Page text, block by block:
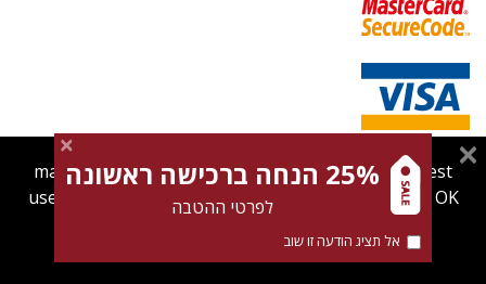
magnespress.co.il uses cookies to give you the best
user experience. Using this website means you're OK
Find out more about ourcookies policy
25% הנחה ברכישה ראשונה
לפרטי ההטבה
אל תציג הודעה זו שוב